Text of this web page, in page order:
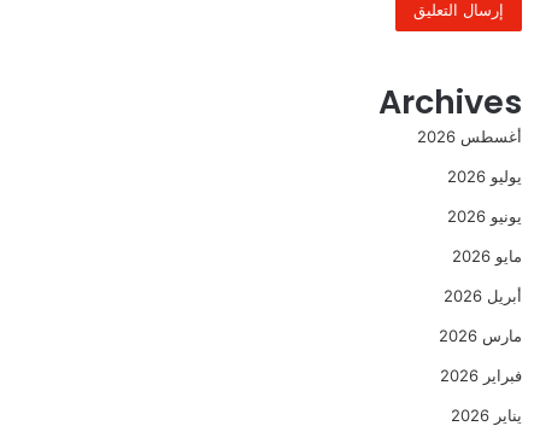
Archives
أغسطس 2026
يوليو 2026
يونيو 2026
مايو 2026
أبريل 2026
مارس 2026
فبراير 2026
يناير 2026